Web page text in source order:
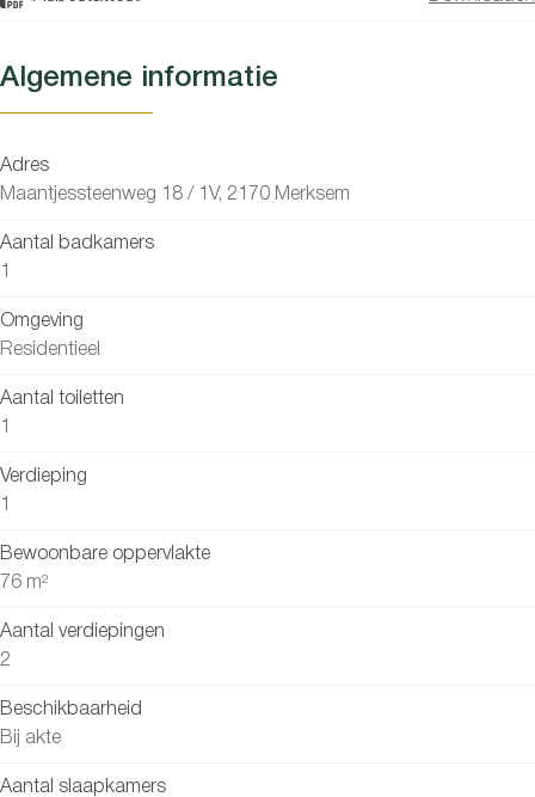
Algemene informatie
Adres
Maantjessteenweg 18 / 1V, 2170 Merksem
Aantal badkamers
1
Omgeving
Residentieel
Aantal toiletten
1
Verdieping
1
Bewoonbare oppervlakte
76 m²
Aantal verdiepingen
2
Beschikbaarheid
Bij akte
Aantal slaapkamers